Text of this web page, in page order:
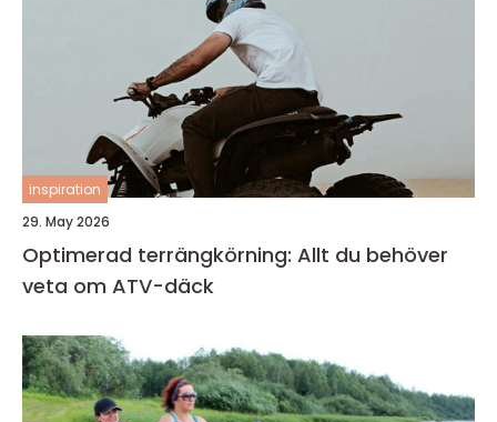
inspiration
29. May 2026
Optimerad terrängkörning: Allt du behöver
veta om ATV-däck